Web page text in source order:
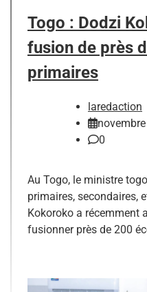
Togo : Dodzi
fusion de près
primaires
laredaction
0
Au Togo, le ministre
primaires, secondaires,
Kokoroko a récemment
fusionner près de 200